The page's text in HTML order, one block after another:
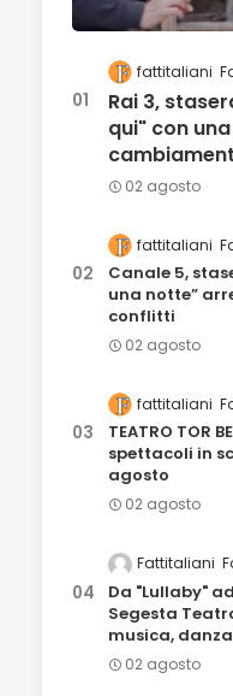
fattitaliani
Rai 3,
qui" con
02 agosto
fattitaliani
Canale 5,
una notte”
conflitti
02 agosto
fattitaliani
TEATRO TOR
spettacoli in
agosto
02 agosto
Fattitaliani
Da "Lullaby"
Segesta
musica,
02 agosto